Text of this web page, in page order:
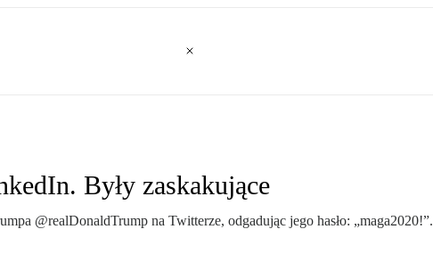
Były zaskakujące
@realDonaldTrump na Twitterze, odgadując jego hasło: „maga2020!”.